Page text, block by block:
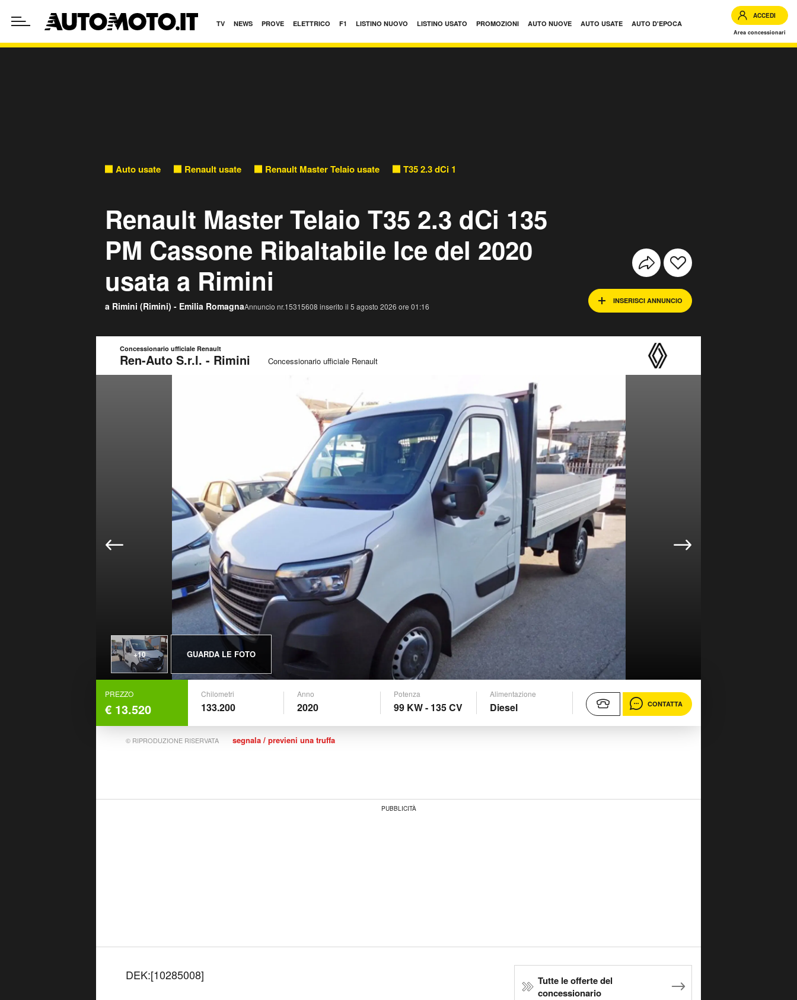
TV NEWS PROVE ELETTRICO F1 LISTINO NUOVO LISTINO USATO PROMOZIONI AUTO NUOVE AUTO USATE AUTO D'EPOCA
ACCEDI
Area concessionari
Auto usate Renault usate Renault Master Telaio usate T35 2.3 dCi 135 PM Cassone Ribaltabile Ice usate
Renault Master Telaio T35 2.3 dCi 135
PM Cassone Ribaltabile Ice del 2020
usata a Rimini
a Rimini (Rimini) - Emilia RomagnaAnnuncio nr.15315608 inserito il 5 agosto 2026 ore 01:16
INSERISCI ANNUNCIO
Concessionario ufficiale Renault
Ren-Auto S.r.l. - Rimini Concessionario ufficiale Renault
+10 GUARDA LE FOTO
PREZZO
€ 13.520
Chilometri
133.200
Anno
2020
Potenza
99 KW - 135 CV
Alimentazione
Diesel CONTATTA
© RIPRODUZIONE RISERVATA segnala / previeni una truffa
PUBBLICITÀ
DEK:[10285008]
Tutte le offerte del
concessionario